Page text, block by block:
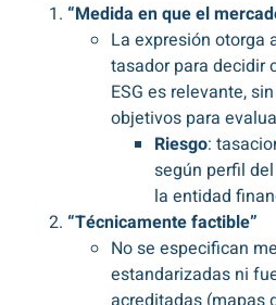
“Medida en que el
La expresión otorga
tasador para decidir
ESG es relevante,
objetivos para
Riesgo:
según perfil
la entidad
“Técnicamente factible”
No se especifican
estandarizadas ni